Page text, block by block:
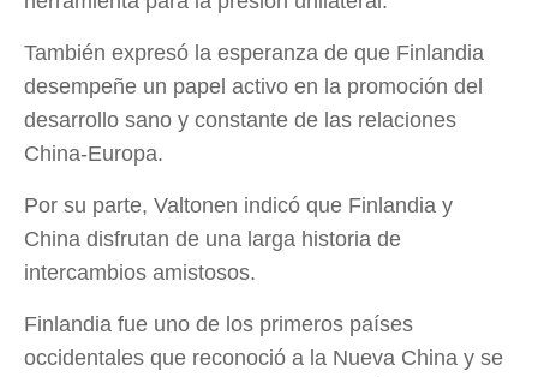
También expresó la esperanza de que Finlandia
desempeñe un papel activo en la promoción del
desarrollo sano y constante de las relaciones
China-Europa.
Por su parte, Valtonen indicó que Finlandia y
China disfrutan de una larga historia de
intercambios amistosos.
Finlandia fue uno de los primeros países
occidentales que reconoció a la Nueva China y se